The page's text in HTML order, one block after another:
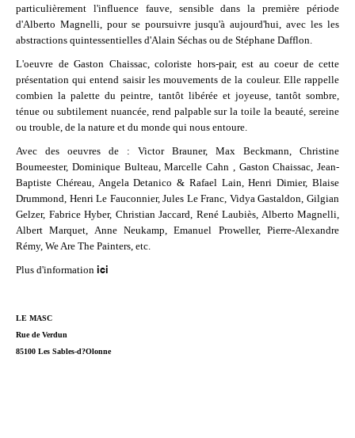
particulièrement l'influence fauve, sensible dans la première période
d'Alberto Magnelli, pour se poursuivre jusqu'à aujourd'hui, avec les les
abstractions quintessentielles d'Alain Séchas ou de Stéphane Dafflon.
L'oeuvre de Gaston Chaissac, coloriste hors-pair, est au coeur de cette
présentation qui entend saisir les mouvements de la couleur. Elle rappelle
combien la palette du peintre, tantôt libérée et joyeuse, tantôt sombre,
ténue ou subtilement nuancée, rend palpable sur la toile la beauté, sereine
ou trouble, de la nature et du monde qui nous entoure.
Avec des oeuvres de : Victor Brauner, Max Beckmann, Christine
Boumeester, Dominique Bulteau, Marcelle Cahn , Gaston Chaissac, Jean-
Baptiste Chéreau, Angela Detanico & Rafael Lain, Henri Dimier, Blaise
Drummond, Henri Le Fauconnier, Jules Le Franc, Vidya Gastaldon, Gilgian
Gelzer, Fabrice Hyber, Christian Jaccard, René Laubiès, Alberto Magnelli,
Albert Marquet, Anne Neukamp, Emanuel Proweller, Pierre-Alexandre
Rémy, We Are The Painters, etc.
Plus d'information ici
LE MASC
Rue de Verdun
85100 Les Sables-d?Olonne